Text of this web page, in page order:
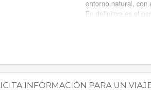
entorno natural, con
En definitiva es el
días sin repetir
INFORMACIÓN PARA UN